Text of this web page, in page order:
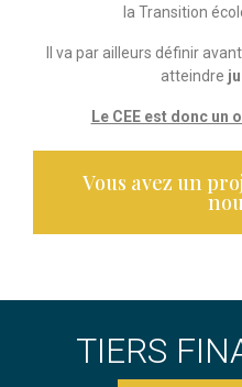
la Transition
Il va par ailleurs définir
atteindre
Le CEE est donc un
Vous avez un
TIERS